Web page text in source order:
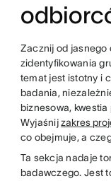
Zacznij od jasnego
zidentyfikowania
temat jest istotny i
badania,
biznesowa,
Wyjaśnijzakres
co obejmuje, a
Ta sekcja nadaje
badawczego. Jest